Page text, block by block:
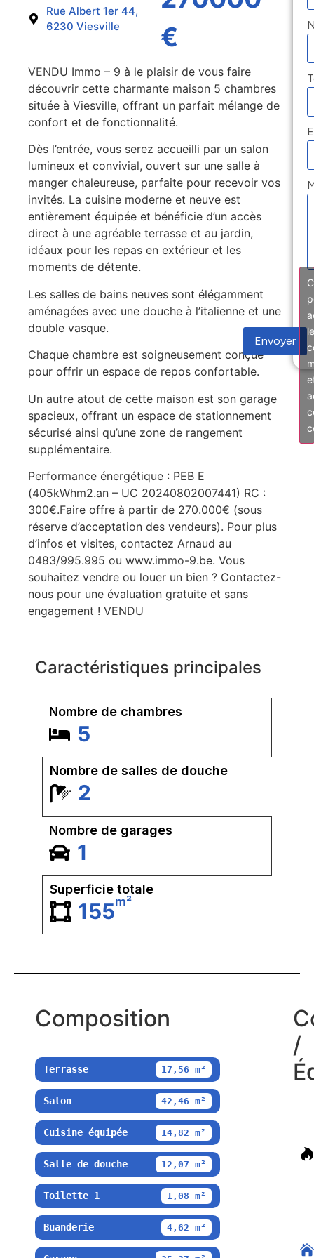
Rue Albert 1er 44,
6230 Viesville
€
VENDU Immo – 9 à le plaisir de vous faire
découvrir cette charmante maison 5 chambres
située à Viesville, offrant un parfait mélange de
confort et de fonctionnalité.
Dès l’entrée, vous serez accueilli par un salon
lumineux et convivial, ouvert sur une salle à
manger chaleureuse, parfaite pour recevoir vos
invités. La cuisine moderne et neuve est
entièrement équipée et bénéficie d’un accès
direct à une agréable terrasse et au jardin,
idéaux pour les repas en extérieur et les
moments de détente.
Les salles de bains neuves sont élégamment
aménagées avec une douche à l’italienne et une
double vasque.
Chaque chambre est soigneusement conçue
pour offrir un espace de repos confortable.
Un autre atout de cette maison est son garage
spacieux, offrant un espace de stationnement
sécurisé ainsi qu’une zone de rangement
supplémentaire.
Performance énergétique : PEB E
(405kWhm2.an – UC 20240802007441) RC :
300€.Faire offre à partir de 270.000€ (sous
réserve d’acceptation des vendeurs). Pour plus
d’infos et visites, contactez Arnaud au
0483/995.995 ou www.immo-9.be. Vous
souhaitez vendre ou louer un bien ? Contactez-
nous pour une évaluation gratuite et sans
engagement ! VENDU
Caractéristiques principales
Nombre de chambres
5
Nombre de salles de douche
2
Nombre de garages
1
Superficie totale
155m²
Envoyer
Composition
Terrasse 17,56 m²
Salon 42,46 m²
Cuisine équipée 14,82 m²
Salle de douche 12,07 m²
Toilette 1 1,08 m²
Buanderie 4,62 m²
/